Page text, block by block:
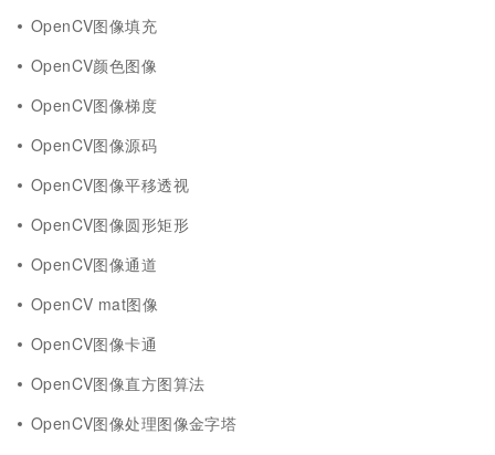
OpenCV图像填充
OpenCV颜色图像
OpenCV图像梯度
OpenCV图像源码
OpenCV图像平移透视
OpenCV图像圆形矩形
OpenCV图像通道
OpenCV mat图像
OpenCV图像卡通
OpenCV图像直方图算法
OpenCV图像处理图像金字塔